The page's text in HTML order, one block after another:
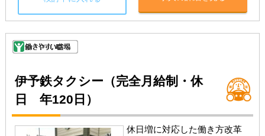
伊予鉄タクシー（完全月給制・休
日 年120日）
休日増に対応した働き方改革